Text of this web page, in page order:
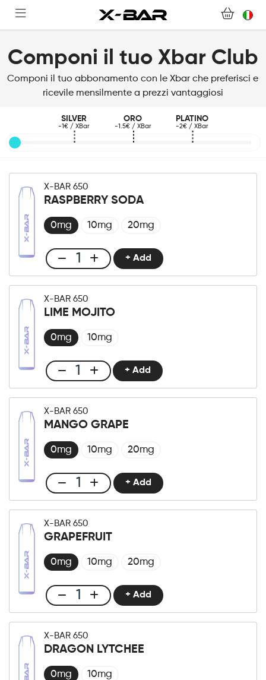
ABONNEMENTS
COLLECTIONS
CONTATTACI
DIVENTA UN GROSSISTA X-BAR
IL MIO ACCOUNT
Componi il tuo Xbar Club
Componi il tuo abbonamento con le Xbar che preferisci e
ricevile mensilmente a prezzi vantaggiosi
SILVER
-1€ / XBar
ORO
-1.5€ / XBar
PLATINO
-2€ / XBar
X-BAR 650
RASPBERRY SODA
0mg 10mg 20mg
Club
X-
Bar
650
Soda
+ Add
X-BAR 650
LIME MOJITO
0mg 10mg
Club
X-
Bar
650
Mojito
+ Add
X-BAR 650
MANGO GRAPE
0mg 10mg 20mg
Club
X-
Bar
650
Grape
+ Add
X-BAR 650
GRAPEFRUIT
0mg 10mg 20mg
Club
X-
Bar
650
quantità
+ Add
X-BAR 650
DRAGON LYTCHEE
0mg 10mg